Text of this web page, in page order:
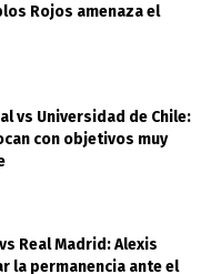
Rojos amenaza el
vs Universidad de Chile:
con objetivos muy
Real Madrid: Alexis
la permanencia ante el